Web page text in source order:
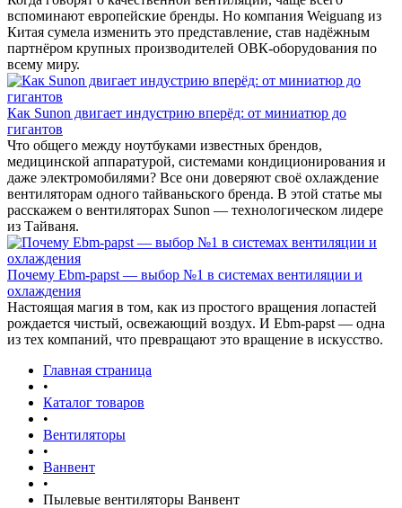
вспоминают европейские бренды. Но компания Weiguang из
Китая сумела изменить это представление, став надёжным
партнёром крупных производителей ОВК-оборудования по
всему миру.
Как Sunon двигает индустрию вперёд: от миниатюр до
гигантов
Что общего между ноутбуками известных брендов,
медицинской аппаратурой, системами кондиционирования и
даже электромобилями? Все они доверяют своё охлаждение
вентиляторам одного тайваньского бренда. В этой статье мы
расскажем о вентиляторах Sunon — технологическом лидере
из Тайваня.
Почему Ebm-papst — выбор №1 в системах вентиляции и
охлаждения
Настоящая магия в том, как из простого вращения лопастей
рождается чистый, освежающий воздух. И Ebm-papst — одна
из тех компаний, что превращают это вращение в искусство.
Главная страница
•
Каталог товаров
•
Вентиляторы
•
Ванвент
•
Пылевые вентиляторы Ванвент